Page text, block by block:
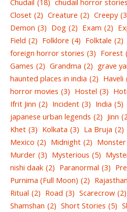
Closet (2) Creature (2) Creepy
Demon (3) Dog (2) Exam (2)
Field (2) Folklore (4) Folktale (2)
foreign horror stories (3) Forest
Games (2) Grandma (2) grave
haunted places in india (2) Haveli
horror movies (3) Hostel (3)
Ifrit Jinn (2) Incident (3) India (5)
japanese urban legends (2) Jinn
Khet (3) Kolkata (3) La Bruja (2)
Mexico (2) Midnight (2) Monster
Murder (3) Mysterious (5)
nishi daak (2) Paranormal (3)
Purnima (Full Moon) (2) Rajasthan
Ritual (2) Road (3) Scarecrow (2)
Shamshan (2) Short Stories (5)